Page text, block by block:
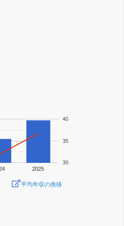
2025
30
35
40
平均年収の推移